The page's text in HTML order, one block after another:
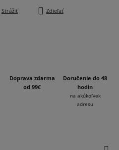
Strážiť Zdieľať
Doprava zdarma
od 99€
Doručenie do 48
hodín
na akúkoľvek
adresu